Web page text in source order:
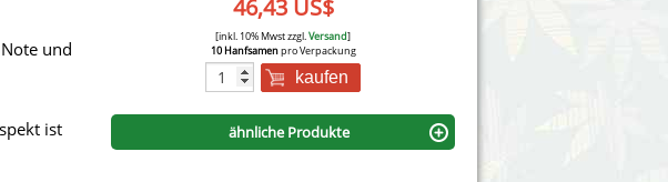
Sumo Seeds
und
ist
46,43 US$
[inkl. 10% Mwst zzgl.Versand]
10 Hanfsamenpro Verpackung
kaufen
ähnliche Produkte